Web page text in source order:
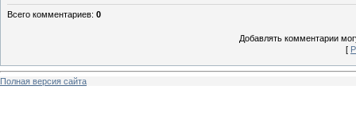
Всего комментариев: 0
Добавлять комментарии
[
Полная версия сайта